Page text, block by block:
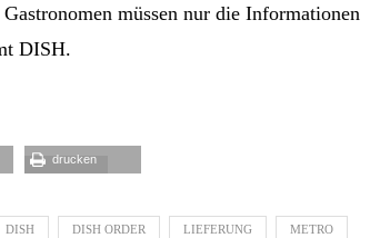
müssen nur die Informationen
DISH.
drucken
DISH DISH ORDER LIEFERUNG METRO